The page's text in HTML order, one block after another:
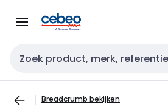
naar
naar
Zoekveld invoer
Breadcrumb bekijken